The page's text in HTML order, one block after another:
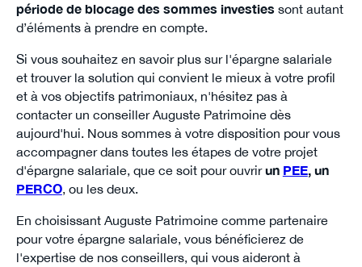
période de blocage des sommes investies sont autant
d’éléments à prendre en compte.
Si vous souhaitez en savoir plus sur l'épargne salariale
et trouver la solution qui convient le mieux à votre profil
et à vos objectifs patrimoniaux, n'hésitez pas à
contacter un conseiller Auguste Patrimoine dès
aujourd'hui. Nous sommes à votre disposition pour vous
accompagner dans toutes les étapes de votre projet
d'épargne salariale, que ce soit pour ouvrirun PEE, un
PERCO, ou les deux.
En choisissant Auguste Patrimoine comme partenaire
pour votre épargne salariale, vous bénéficierez de
l'expertise de nos conseillers, qui vous aideront à